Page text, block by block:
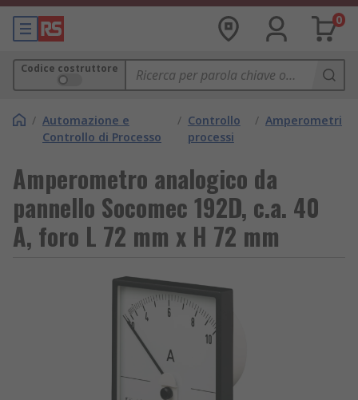
0
Codice costruttore
/ Automazione e
Controllo di Processo
/ Controllo
processi
/ Amperometri
Amperometro analogico da
pannello Socomec 192D, c.a. 40
A, foro L 72 mm x H 72 mm